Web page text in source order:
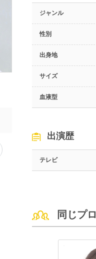
ジャンル
性別
出身地
サイズ
血液型
出演歴
テレビ
同じプ